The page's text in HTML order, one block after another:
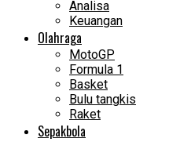
Analisa
Keuangan
Olahraga
MotoGP
Formula 1
Basket
Bulu tangkis
Raket
Sepakbola